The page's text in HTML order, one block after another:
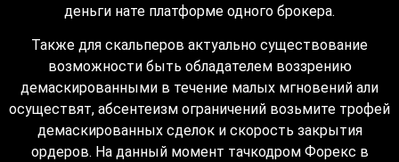
деньги нате платформе одного брокера.
Также для скальперов актуально существование
возможности быть обладателем воззрению
демаскированными в течение малых мгновений али
осуществят, абсентеизм ограничений возьмите трофей
демаскированных сделок и скорость закрытия
ордеров. На данный момент тачкодром Форекс в